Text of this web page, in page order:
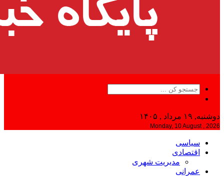
دوشنبه, ۱۹ مرداد , ۱۴۰۵
Monday, 10 August , 2026
سیاسی
اقتصادی
مدیریت شهری
عمرانی